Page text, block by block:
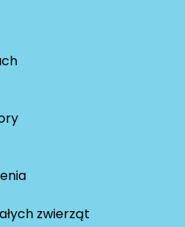
zwierząt